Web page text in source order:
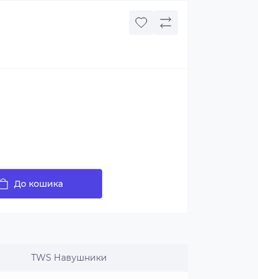
До кошика
TWS Навушники